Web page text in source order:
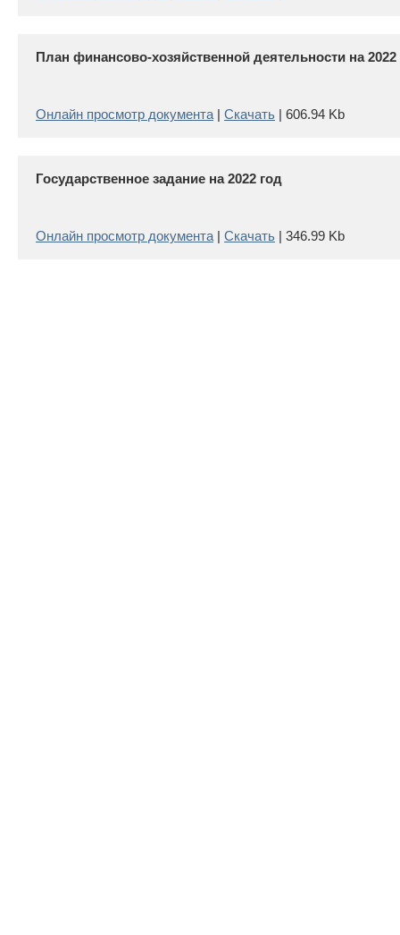
План финансово-хозяйственной деятельности на 2022
Онлайн просмотр документа | Скачать | 606.94 Kb
Государственное задание на 2022 год
Онлайн просмотр документа | Скачать | 346.99 Kb